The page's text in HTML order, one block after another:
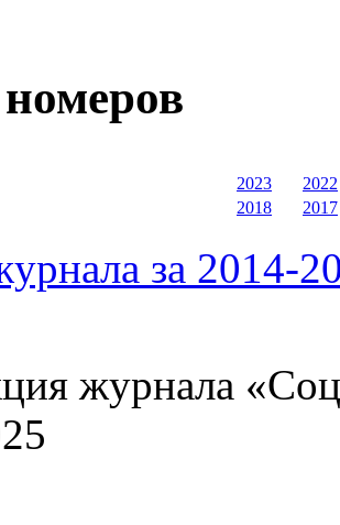
2023
2022
2018
2017
за 2014-
журнала